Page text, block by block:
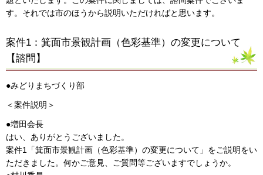
す。それでは市のほうから説明いただければと思います。
案件1：箕面市景観計画（色彩基準）の変更について
【諮問】
●みどりまちづくり部
＜案件説明＞
●増田会長
はい、ありがとうございました。
案件1「箕面市景観計画（色彩基準）の変更について」をご説明をい
ただきました。何かご意見、ご質問等ございますでしょうか。